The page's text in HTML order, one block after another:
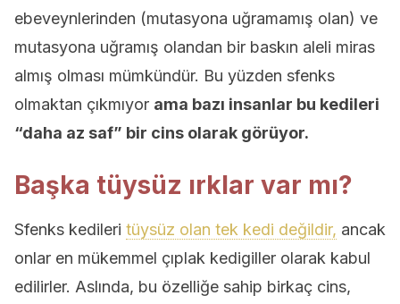
ebeveynlerinden (mutasyona uğramamış olan) ve
mutasyona uğramış olandan bir baskın aleli miras
almış olması mümkündür. Bu yüzden sfenks
olmaktan çıkmıyor ama bazı insanlar bu kedileri
“daha az saf” bir cins olarak görüyor.
Başka tüysüz ırklar var mı?
Sfenks kedileri tüysüz olan tek kedi değildir, ancak
onlar en mükemmel çıplak kedigiller olarak kabul
edilirler. Aslında, bu özelliğe sahip birkaç cins,